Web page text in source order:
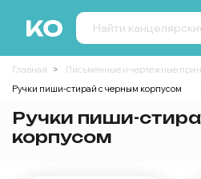
Главная Письменные и чертежные
Ручки пиши-стирай с черным корпусом
Ручки пиши-
корпусом